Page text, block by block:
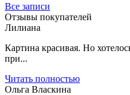
Все записи
Отзывы покупателей
Лилиана
Картина красивая. Но
при...
Читать полностью
Ольга Власкина